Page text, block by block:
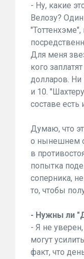
- Ну, какие
Велозу?
"Тоттенхэме",
Для меня
кого
долларов. Ни
и 10.
составе есть
Думаю, что
о нынешнем
в
попытка
соперника,
то, чтобы
- Нужны ли
- Я не
могут
факт, что